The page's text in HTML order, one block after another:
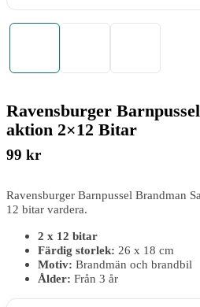
Ravensburger
aktion 2×12 Bitar
99 kr
Ravensburger Barnpussel Brandman
12 bitar vardera.
2 x 12 bitar
Färdig storlek: 26 x 18 cm
Motiv: Brandmän och brandbil
Ålder: Från 3 år